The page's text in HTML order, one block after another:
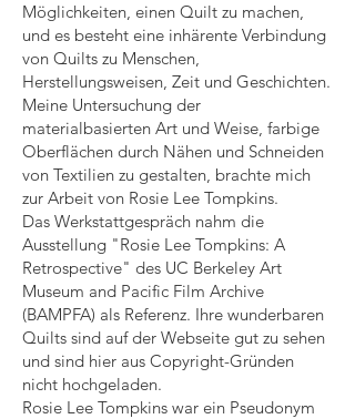
Möglichkeiten, einen Quilt zu machen,
und es besteht eine inhärente Verbindung
von Quilts zu Menschen,
Herstellungsweisen, Zeit und Geschichten.
Meine Untersuchung der
materialbasierten Art und Weise, farbige
Oberflächen durch Nähen und Schneiden
von Textilien zu gestalten, brachte mich
zur Arbeit von Rosie Lee Tompkins.
Das Werkstattgespräch nahm die
Ausstellung "Rosie Lee Tompkins: A
Retrospective" des UC Berkeley Art
Museum and Pacific Film Archive
(BAMPFA) als Referenz. Ihre wunderbaren
Quilts sind auf der Webseite gut zu sehen
und sind hier aus Copyright-Gründen
nicht hochgeladen.
Rosie Lee Tompkins war ein Pseudonym